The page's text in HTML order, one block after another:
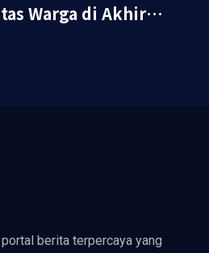
Warga di Akhir
berita terpercaya yang